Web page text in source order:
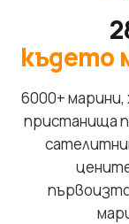
където
6000+ марини,
пристанища